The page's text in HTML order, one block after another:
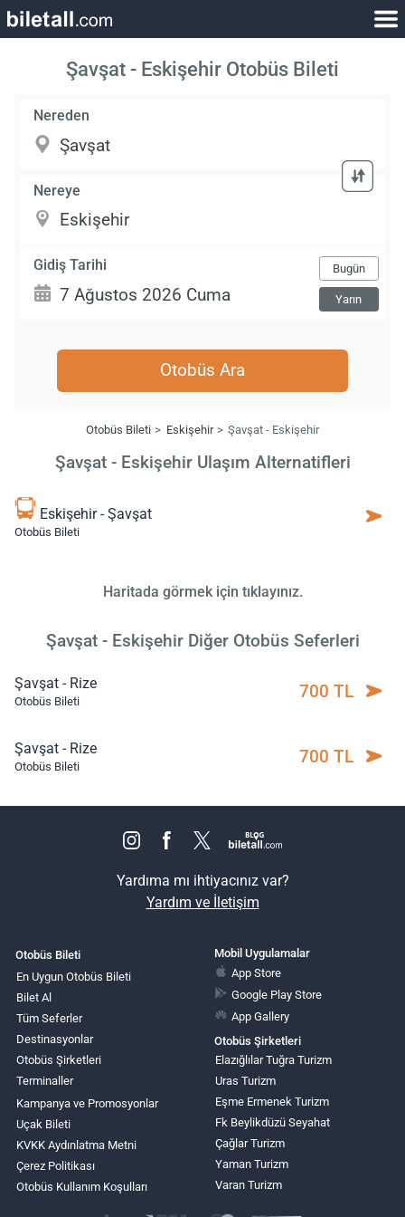
Şavşat - Eskişehir Otobüs Bileti
Nereden
Nereye
Gidiş Tarihi Bugün
Yarın
Otobüs Ara
Otobüs Bileti Eskişehir Şavşat - Eskişehir
Şavşat - Eskişehir Ulaşım Alternatifleri
Eskişehir - Şavşat
Otobüs Bileti
Haritada görmek için tıklayınız.
Şavşat - Eskişehir Diğer Otobüs Seferleri
Şavşat - Rize
Otobüs Bileti 700 TL
Şavşat - Rize
Otobüs Bileti 700 TL
Yardıma mı ihtiyacınız var?
Yardım ve İletişim
Otobüs Bileti
En Uygun Otobüs Bileti
Bilet Al
Tüm Seferler
Destinasyonlar
Otobüs Şirketleri
Terminaller
Kampanya ve Promosyonlar
Uçak Bileti
KVKK Aydınlatma Metni
Çerez Politikası
Otobüs Kullanım Koşulları
Mobil Uygulamalar
App Store
Google Play Store
App Gallery
Otobüs Şirketleri
Elazığlılar Tuğra Turizm
Uras Turizm
Eşme Ermenek Turizm
Fk Beylikdüzü Seyahat
Çağlar Turizm
Yaman Turizm
Varan Turizm